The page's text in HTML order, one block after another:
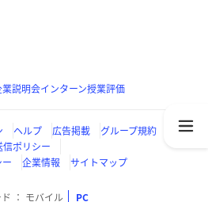
説明会インターン授業評価
ヘルプ 広告掲載
グループ規約
信ポリシー
企業情報 サイトマップ
モバイル PC